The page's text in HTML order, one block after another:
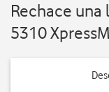
Rechace una
5310